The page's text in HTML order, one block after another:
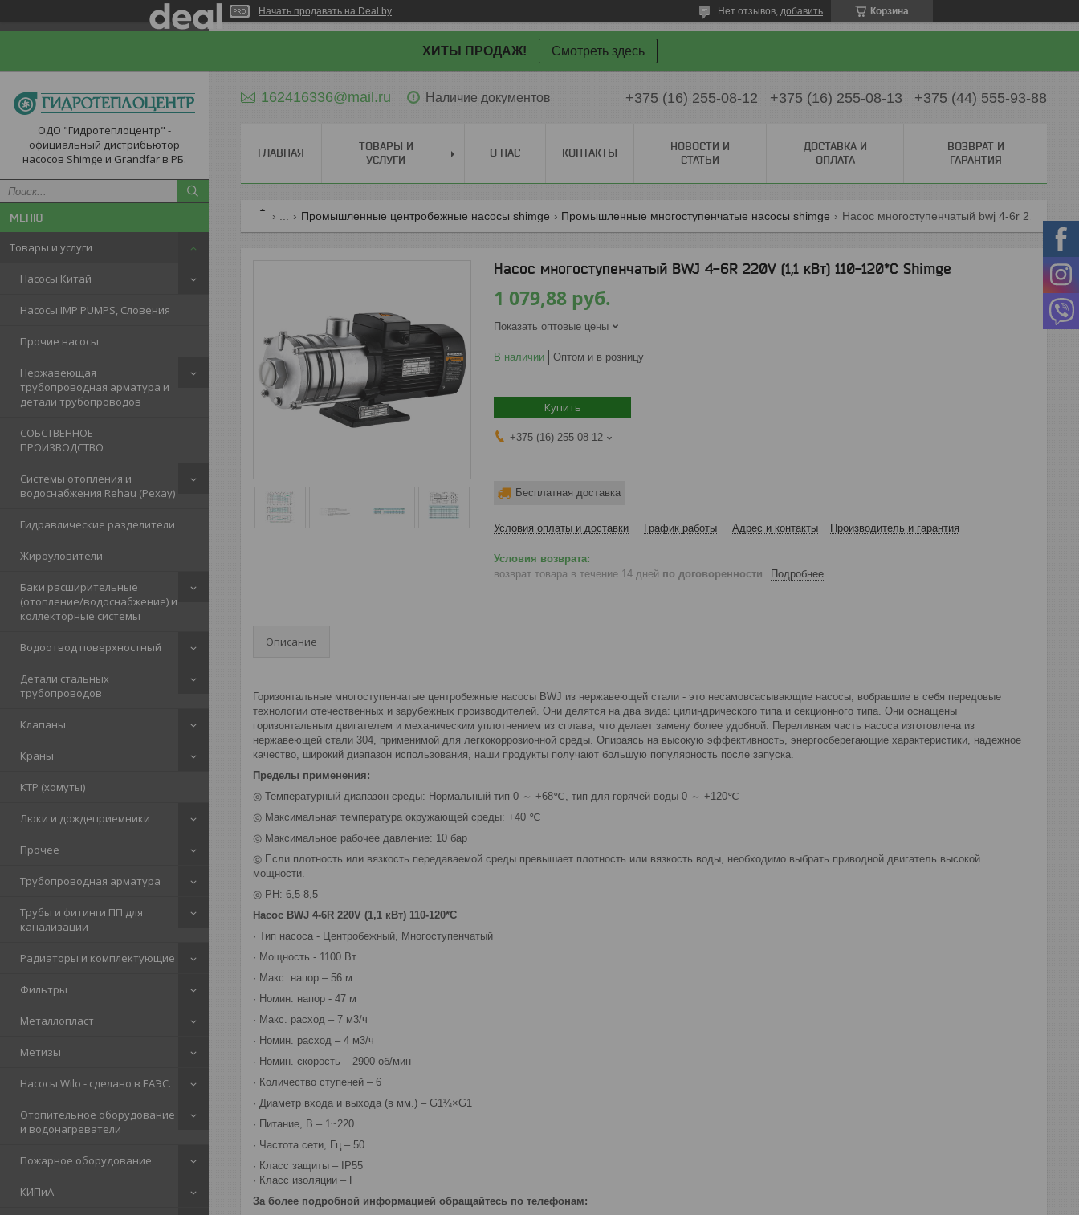
Начать продавать на Deal.by Корзина
Нет отзывов, добавить
ХИТЫ ПРОДАЖ! Смотреть здесь
ОДО "Гидротеплоцентр" -
официальный дистрибьютор
насосов Shimge и Grandfar в РБ.
Товары и услуги
Насосы Китай
Насосы IMP PUMPS, Словения
Прочие насосы
Нержавеющая
трубопроводная арматура и
детали трубопроводов
СОБСТВЕННОЕ
ПРОИЗВОДСТВО
Системы отопления и
водоснабжения Rehau (Рехау)
Гидравлические разделители
Жироуловители
Баки расширительные
(отопление/водоснабжение) и
коллекторные системы
Водоотвод поверхностный
Детали стальных
трубопроводов
Клапаны
Краны
КТР (хомуты)
Люки и дождеприемники
Прочее
Трубопроводная арматура
Трубы и фитинги ПП для
канализации
Радиаторы и комплектующие
Фильтры
Металлопласт
Метизы
Насосы Wilo - сделано в ЕАЭС.
Отопительное оборудование
и водонагреватели
Пожарное оборудование
КИПиА
162416336@mail.ru Наличие документов +375 (16) 255-08-12 +375 (16) 255-08-13 +375 (44) 555-93-88
ГЛАВНАЯ
ТОВАРЫ И
УСЛУГИ
О НАС КОНТАКТЫ
НОВОСТИ И
СТАТЬИ
ДОСТАВКА И
ОПЛАТА
ВОЗВРАТ И
ГАРАНТИЯ
Промышленные центробежные насосы shimge Промышленные многоступенчатые насосы shimge
Насос многоступенчатый BWJ 4-6R 220V (1,1 кВт) 110-120*C Shimge
1 079,88 руб.
Показать оптовые цены
В наличии Оптом и в розницу
Купить
+375 (16) 255-08-12
Бесплатная доставка
Условия оплаты и доставки График работы Адрес и контакты Производитель и гарантия
возврат товара в течение 14 дней по договоренности Подробнее
Описание
Горизонтальные многоступенчатые центробежные насосы BWJ из нержавеющей стали - это несамовсасывающие насосы, вобравшие в себя передовые
технологии отечественных и зарубежных производителей. Они делятся на два вида: цилиндрического типа и секционного типа. Они оснащены
горизонтальным двигателем и механическим уплотнением из сплава, что делает замену более удобной. Переливная часть насоса изготовлена из
нержавеющей стали 304, применимой для легкокоррозионной среды. Опираясь на высокую эффективность, энергосберегающие характеристики, надежное
качество, широкий диапазон использования, наши продукты получают большую популярность после запуска.
Пределы применения:
◎ Температурный диапазон среды: Нормальный тип 0 ～ +68℃, тип для горячей воды 0 ～ +120℃
◎ Максимальная температура окружающей среды: +40 ℃
◎ Максимальное рабочее давление: 10 бар
◎ Если плотность или вязкость передаваемой среды превышает плотность или вязкость воды, необходимо выбрать приводной двигатель высокой
мощности.
◎ PH: 6,5-8,5
Насос BWJ 4-6R 220V (1,1 кВт) 110-120*C
· Тип насоса - Центробежный, Многоступенчатый
· Мощность - 1100 Вт
· Макс. напор – 56 м
· Номин. напор - 47 м
· Макс. расход – 7 м3/ч
· Номин. расход – 4 м3/ч
· Номин. скорость – 2900 об/мин
· Количество ступеней – 6
· Диаметр входа и выхода (в мм.) – G1¼×G1
· Питание, В – 1~220
· Частота сети, Гц – 50
· Класс защиты – IP55
· Класс изоляции – F
За более подробной информацией обращайтесь по телефонам: